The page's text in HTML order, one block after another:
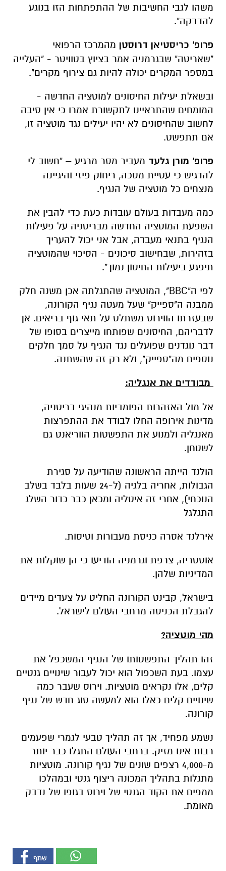
משהו לגבי החשיבות של ההתפתחות הזו בנוגע
להדבקה".
פרופ' כריסטיאן דרוסטן מהמרכז הרפואי
"שאריטה" שבגרמניה אמר בציוץ בטוויטר - "העלייה
במספר המקרים יכולה להיות גם צירוף מקרים".
ובשאלת יעילות החיסונים למוטציה החדשה -
המומחים שהתראיינו לתקשורת אמרו כי אין סיבה
לחשוב שהחיסונים לא יהיו יעילים נגד מוטציה זו,
אם תתפשט.
פרופ' מורן גלעד מעביר מסר מרגיע – "חשוב לי
להדגיש כי עטיית מסכה, ריחוק פיזי והיגיינה
מנצחים כל מוטציה של הנגיף.
כמה מעבדות בעולם עובדות כעת כדי להבין את
השפעת המוטציה החדשה מבריטניה על פעילות
הנגיף בתנאי מעבדה, אבל אני יכול להעריך
בזהירות, שבחישוב סיכונים - הסיכוי שהמוטציה
תיפגע ביעילות החיסון נמוך".
לפי ה"BBC", המוטציה שהתגלתה אכן משנה חלק
ממבנה ה"ספייק" שעל מעטה נגיף הקורונה,
שבעזרתו הווירוס משתלט על תאי גוף בריאים. אך
לדבריהם, החיסונים שפותחו מייצרים בסופו של
דבר נוגדנים שפועלים נגד הנגיף על סמך חלקים
נוספים מה"ספייק", ולא רק זה שהשתנה.
מבודדים את אנגליה:
אל מול האזהרות הפומביות מנהיגי בריטניה,
מדינות אירופה החלו לבודד את ההתפרצות
מאנגליה ולמנוע את התפשטות הווריאנט גם
לשטחן.
הולנד הייתה הראשונה שהודיעה על סגירת
הגבולות, אחריה בלגיה (ל-24 שעות בלבד בשלב
הנוכחי), אחרי זה איטליה ומכאן כבר כדור השלג
התגלגל
אירלנד אסרה כניסת מעבורות וטיסות.
אוסטריה, צרפת וגרמניה הודיעו כי הן שוקלות את
המדיניות שלהן.
בישראל, קבינט הקורונה החליט על צעדים מיידים
להגבלת הכניסה מרחבי העולם לישראל.
מהי מוטציה?
זהו תהליך התפשטותו של הנגיף המשכפל את
עצמו. בעת השכפול הוא יכול לעבור שינויים גנטיים
קלים, אלו נקראים מוטציות. וירוס שעבר כמה
שינויים קלים כאלו הוא למעשה סוג חדש של נגיף
קורונה.
נשמע מפחיד, אך זה תהליך טבעי לגמרי שפעמים
רבות אינו מזיק. ברחבי העולם התגלו כבר יותר
מ-4,000 רצפים שונים של נגיף קורונה. מוטציות
מתגלות בתהליך המכונה ריצוף גנטי ובמהלכו
ממפים את הקוד הגנטי של וירוס בגופו של נדבק
מאומת.